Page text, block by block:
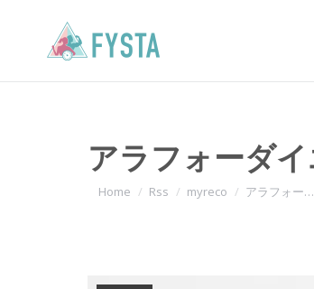
アラフォーダ
You are here:
Home Rss myreco アラフォー…